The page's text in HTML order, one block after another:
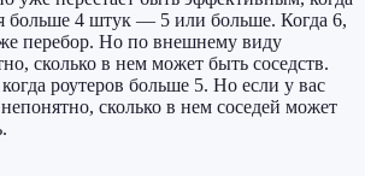
больше 4 штук — 5 или больше. Когда 6,
перебор. Но по внешнему виду
сколько в нем может быть соседств.
роутеров больше 5. Но если у вас
сколько в нем соседей может